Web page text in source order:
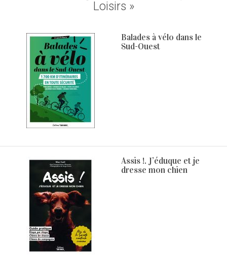
Loisirs »
Balades à vélo dans le
Sud-Ouest
Assis !. J’éduque et je
dresse mon chien